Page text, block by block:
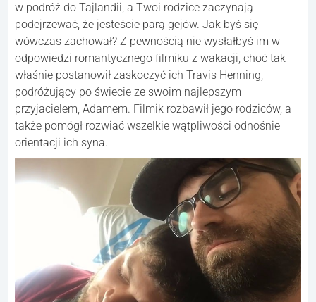
w podróż do Tajlandii, a Twoi rodzice zaczynają
podejrzewać, że jesteście parą gejów. Jak byś się
wówczas zachował? Z pewnością nie wysłałbyś im w
odpowiedzi romantycznego filmiku z wakacji, choć tak
właśnie postanowił zaskoczyć ich Travis Henning,
podróżujący po świecie ze swoim najlepszym
przyjacielem, Adamem. Filmik rozbawił jego rodziców, a
także pomógł rozwiać wszelkie wątpliwości odnośnie
orientacji ich syna.